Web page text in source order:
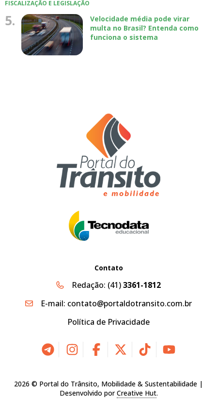
FISCALIZAÇÃO E LEGISLAÇÃO
5.
Velocidade média pode virar
multa no Brasil? Entenda como
funciona o sistema
Contato
Redação: (41)3361-1812
E-mail: contato@portaldotransito.com.br
Política de Privacidade
2026 © Portal do Trânsito, Mobilidade & Sustentabilidade |
Desenvolvido porCreative Hut.